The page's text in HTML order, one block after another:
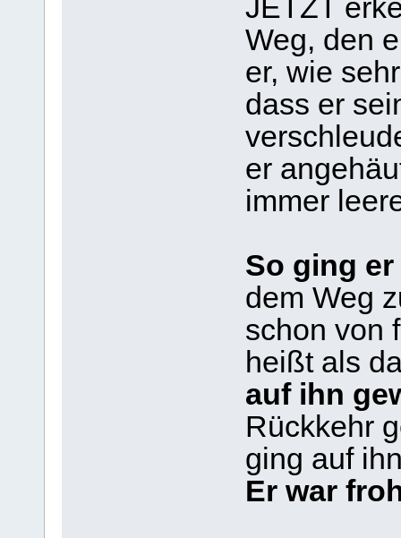
JETZT
Weg, den
er, wie
dass er
er
immer
So ging
dem Weg
schon von
heißt als
auf ihn
Rückkehr
ging auf
Er war